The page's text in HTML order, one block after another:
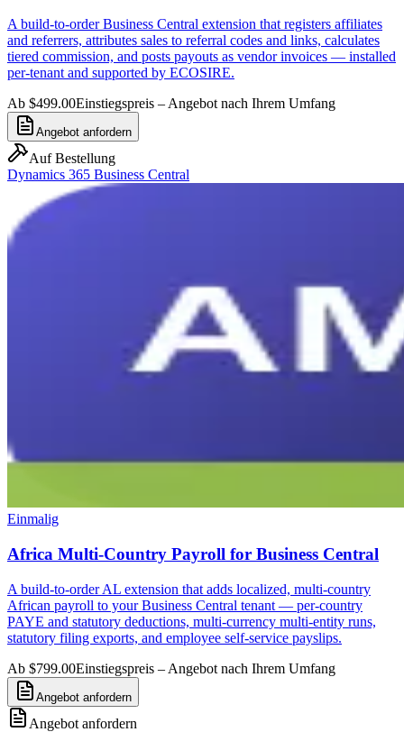
A build-to-order Business Central extension that registers affiliates
and referrers, attributes sales to referral codes and links, calculates
tiered commission, and posts payouts as vendor invoices — installed
per-tenant and supported by ECOSIRE.
Ab $499.00Einstiegspreis – Angebot nach Ihrem Umfang
Angebot anfordern
Auf Bestellung
Dynamics 365 Business Central
Einmalig
Africa Multi-Country Payroll for Business Central
A build-to-order AL extension that adds localized, multi-country
African payroll to your Business Central tenant — per-country
PAYE and statutory deductions, multi-currency multi-entity runs,
statutory filing exports, and employee self-service payslips.
Ab $799.00Einstiegspreis – Angebot nach Ihrem Umfang
Angebot anfordern
Angebot anfordern